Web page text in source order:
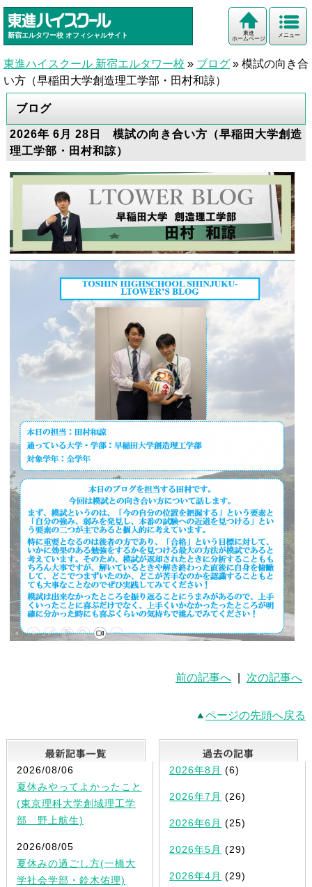
新宿エルタワー校 オフィシャルサイト メニュー
東進
ホームページ
東進ハイスクール 新宿エルタワー校 » ブログ » 模試の向き合
い方（早稲田大学創造理工学部・田村和諒）
ブログ
2026年 6月 28日 模試の向き合い方（早稲田大学創造
理工学部・田村和諒）
前の記事へ 次の記事へ
ページの先頭へ戻る
最新記事一覧
2026/08/06
夏休みやってよかったこと
(東京理科大学創域理工学
部 野上航生)
2026/08/05
夏休みの過ごし方(一橋大
学社会学部・鈴木佑理)
2026年8月 (6)
2026年7月 (26)
2026年6月 (25)
2026年5月 (29)
2026年4月 (29)